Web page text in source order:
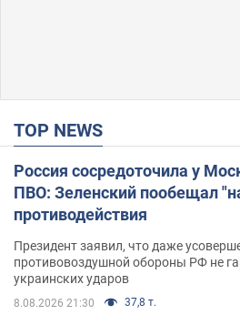
TOP NEWS
Россия сосредоточила у
ПВО: Зеленский пообещал
противодействия
Президент заявил, что даже
противовоздушной обороны РФ не
украинских ударов
8.08.2026 21:30 37,8 т.